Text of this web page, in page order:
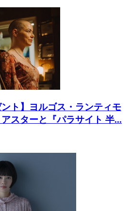
ント】ヨルゴス・ランティモ
スターと『パラサイト 半...